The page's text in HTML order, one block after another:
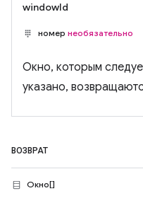
windowId
номер необязательно
Окно, которым
указано,
ВОЗВРАТ
Окно[]